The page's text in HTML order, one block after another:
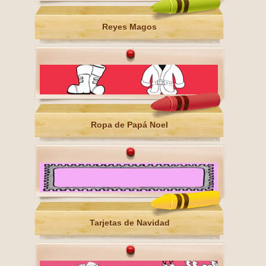
Reyes Magos
Ropa de Papá Noel
Tarjetas de Navidad